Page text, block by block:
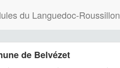
du Languedoc-Roussillon
de Belvézet